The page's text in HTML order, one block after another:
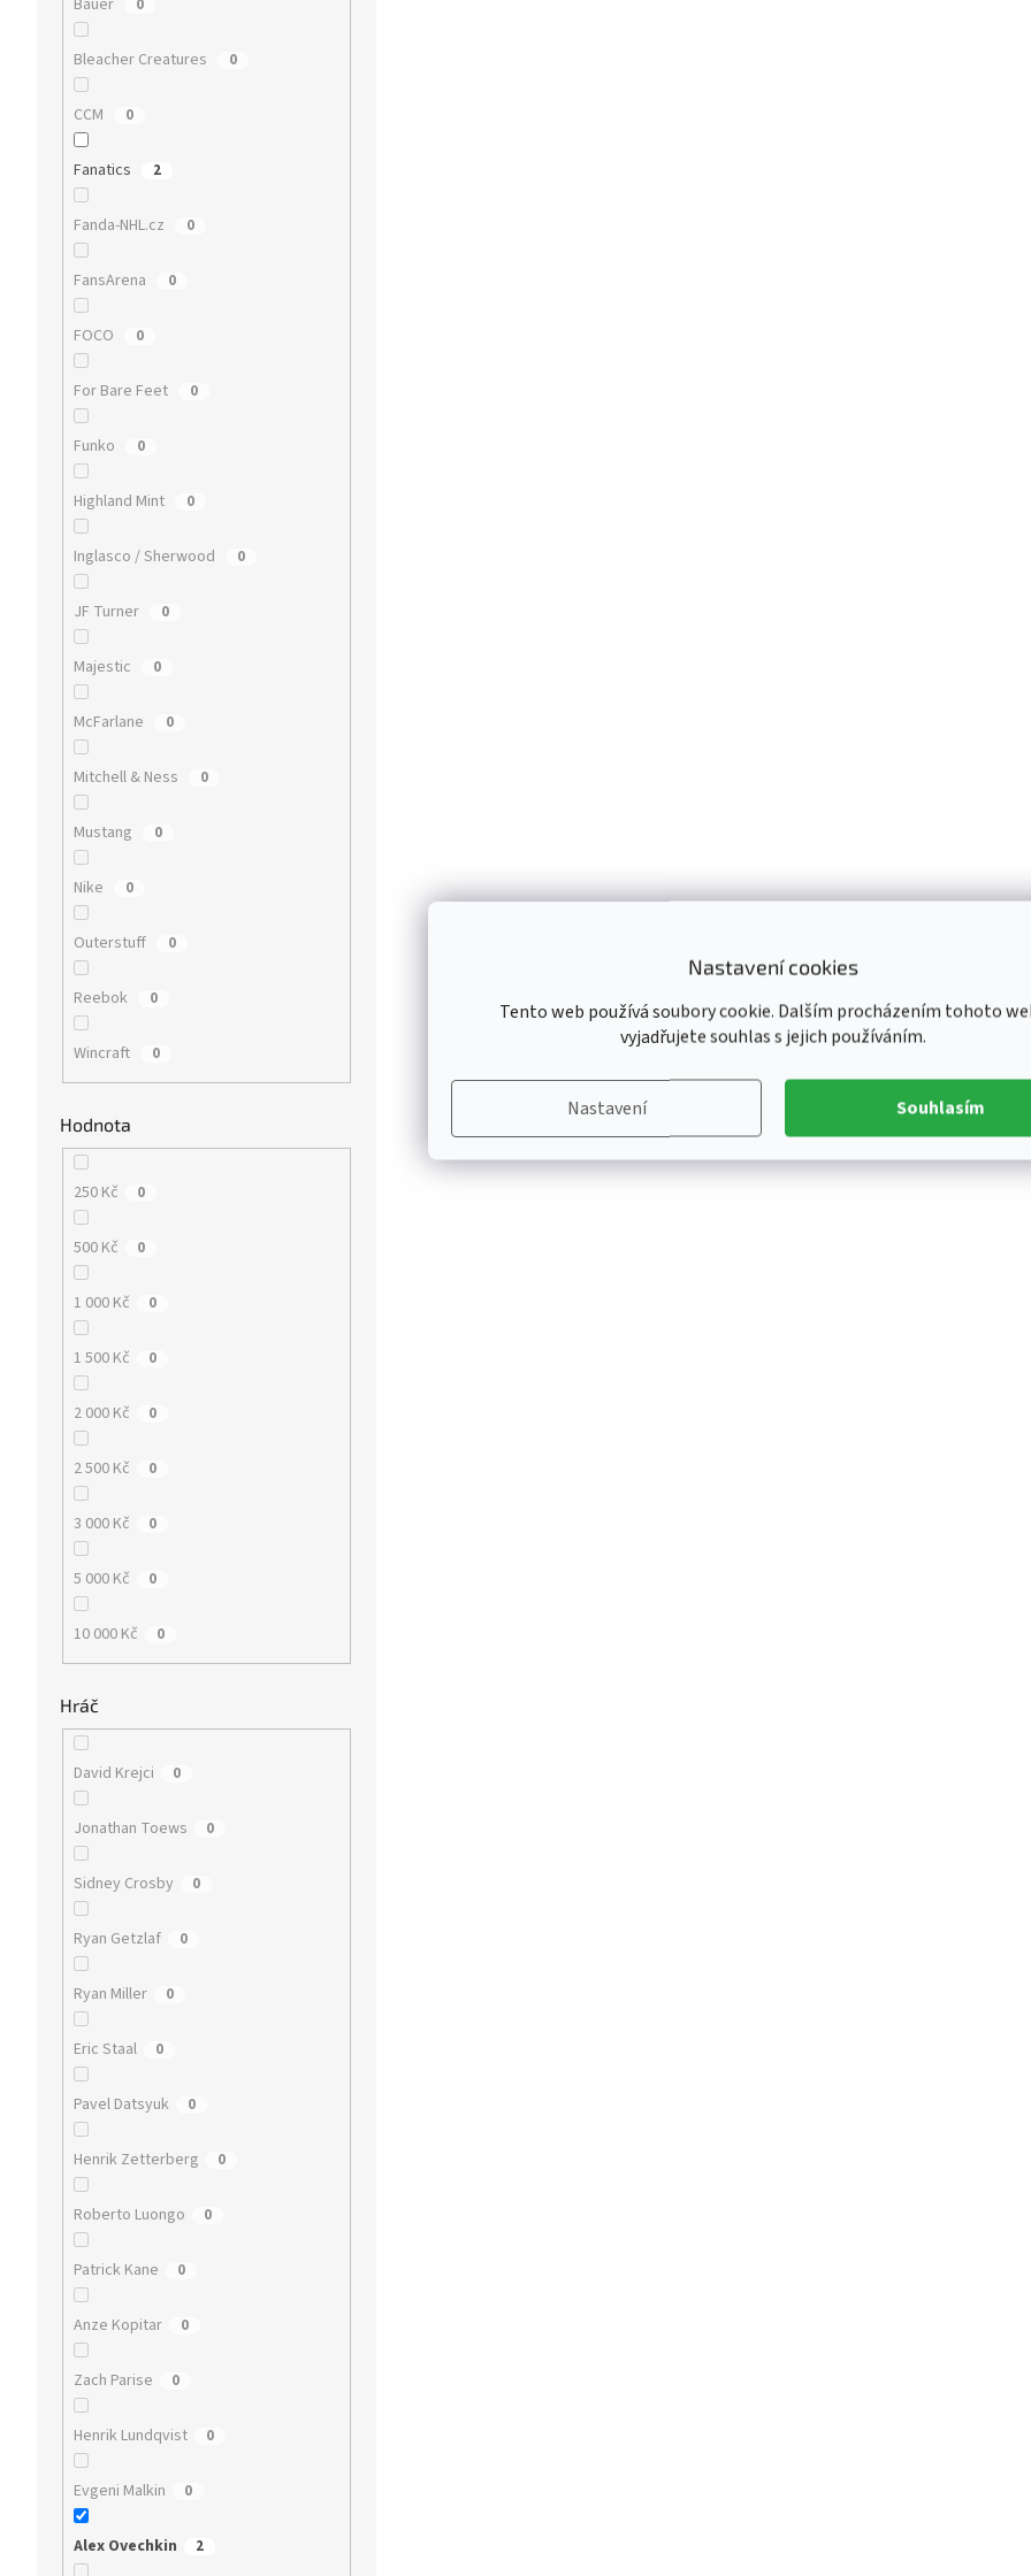
Nastavení cookies
Tento web používá soubory cookie. Dalším procházením tohoto
vyjadřujete souhlas s jejich používáním.
Nastavení Souhlasím
Bleacher Creatures 0
CCM 0
Fanatics 2
Fanda-NHL.cz 0
FansArena 0
FOCO 0
For Bare Feet 0
Funko 0
Highland Mint 0
Inglasco / Sherwood 0
JF Turner 0
Majestic 0
McFarlane 0
Mitchell & Ness 0
Mustang 0
Nike 0
Outerstuff 0
Reebok 0
Wincraft 0
Hodnota
250 Kč 0
500 Kč 0
1 000 Kč 0
1 500 Kč 0
2 000 Kč 0
2 500 Kč 0
3 000 Kč 0
5 000 Kč 0
10 000 Kč 0
Hráč
David Krejci 0
Jonathan Toews 0
Sidney Crosby 0
Ryan Getzlaf 0
Ryan Miller 0
Eric Staal 0
Pavel Datsyuk 0
Henrik Zetterberg 0
Roberto Luongo 0
Patrick Kane 0
Anze Kopitar 0
Zach Parise 0
Henrik Lundqvist 0
Evgeni Malkin 0
Alex Ovechkin 2